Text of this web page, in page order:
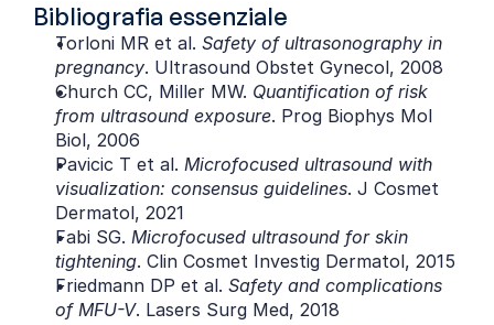
Bibliografia essenziale
Torloni MR et al. Safety of ultrasonography in
pregnancy. Ultrasound Obstet Gynecol, 2008
Church CC, Miller MW. Quantification of risk
from ultrasound exposure. Prog Biophys Mol
Biol, 2006
Pavicic T et al. Microfocused ultrasound with
visualization: consensus guidelines. J Cosmet
Dermatol, 2021
Fabi SG. Microfocused ultrasound for skin
tightening. Clin Cosmet Investig Dermatol, 2015
Friedmann DP et al. Safety and complications
of MFU-V. Lasers Surg Med, 2018